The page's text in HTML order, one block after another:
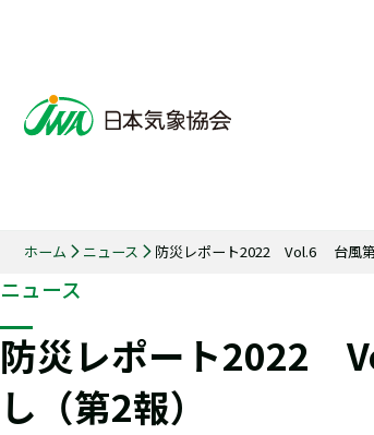
ホーム ニュース 防災レポート2022 Vol.6 台風第
ニュース
防災レポート2022
し（第2報）